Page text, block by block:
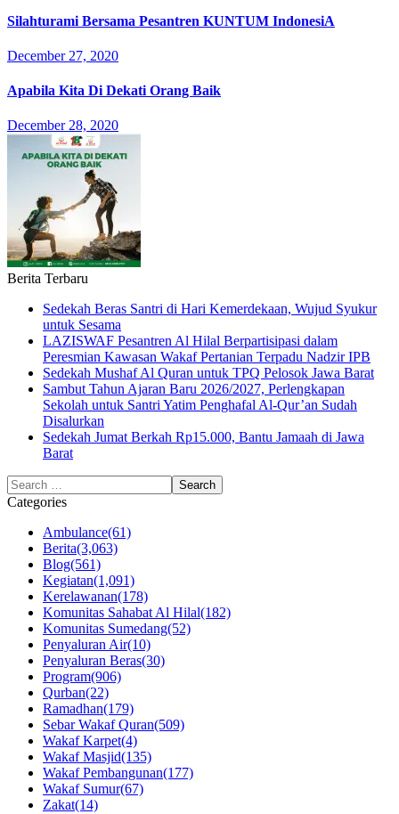
Silahturami Bersama Pesantren KUNTUM IndonesiA
December 27, 2020
Apabila Kita Di Dekati Orang Baik
December 28, 2020
Berita Terbaru
Sedekah Beras Santri di Hari Kemerdekaan, Wujud Syukur
untuk Sesama
LAZISWAF Pesantren Al Hilal Berpartisipasi dalam
Peresmian Kawasan Wakaf Pertanian Terpadu Nadzir IPB
Sedekah Mushaf Al Quran untuk TPQ Pelosok Jawa Barat
Sambut Tahun Ajaran Baru 2026/2027, Perlengkapan
Sekolah untuk Santri Yatim Penghafal Al-Qur’an Sudah
Disalurkan
Sedekah Jumat Berkah Rp15.000, Bantu Jamaah di Jawa
Barat
Categories
Ambulance(61)
Berita(3,063)
Blog(561)
Kegiatan(1,091)
Kerelawanan(178)
Komunitas Sahabat Al Hilal(182)
Komunitas Sumedang(52)
Penyaluran Air(10)
Penyaluran Beras(30)
Program(906)
Qurban(22)
Ramadhan(179)
Sebar Wakaf Quran(509)
Wakaf Karpet(4)
Wakaf Masjid(135)
Wakaf Pembangunan(177)
Wakaf Sumur(67)
Zakat(14)